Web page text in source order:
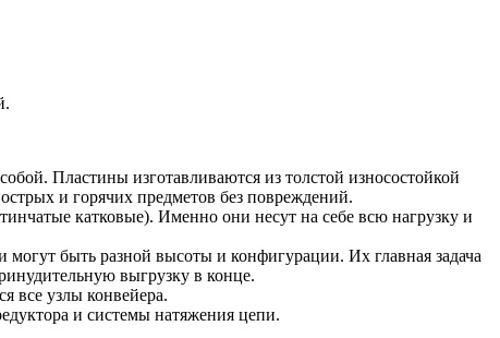
Пластины изготавливаются из толстой износостойкой
и горячих предметов без повреждений.
катковые). Именно они несут на себе всю нагрузку и
быть разной высоты и конфигурации. Их главная задача
выгрузку в конце.
все узлы конвейера.
и системы натяжения цепи.